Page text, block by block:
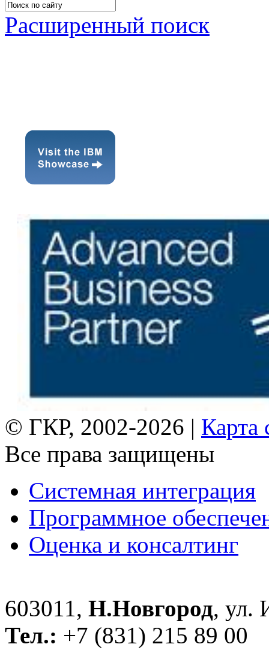
Расширенный поиск
© ГКР, 2002-2026 | Карта
Все права защищены
Системная интеграция
Программное
Оценка и консалтинг
603011, Н.Новгород, ул.
Тел.: +7 (831) 215 89 00